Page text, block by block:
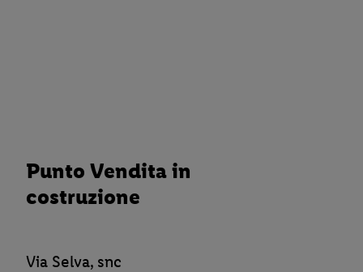
Punto Vendita in
costruzione
Via Selva, snc